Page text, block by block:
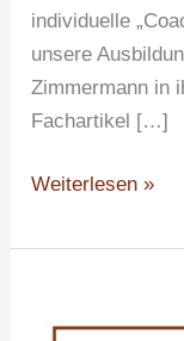
individuelle
unsere
Zimmermann in
Fachartikel […]
Weiterlesen »
der